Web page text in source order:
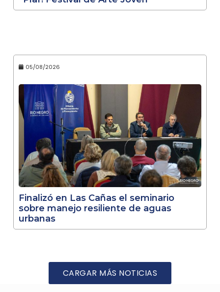
05/08/2026
Finalizó en Las Cañas el seminario
sobre manejo resiliente de aguas
urbanas
CARGAR MÁS NOTICIAS